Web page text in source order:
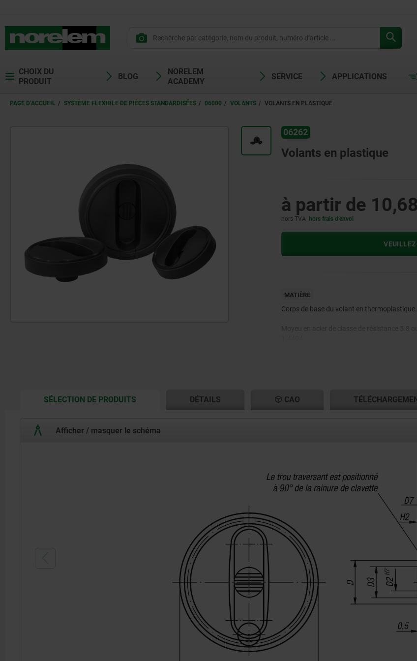
CHOIX DU
PRODUIT
BLOG
NORELEM
ACADEMY
SERVICE APPLICATIONS
PAGE D’ACCUEIL SYSTÈME FLEXIBLE DE PIÈCES STANDARDISÉES 06000 VOLANTS VOLANTS EN PLASTIQUE
06262
Volants en plastique
à partir de
hors TVA hors frais d’envoi
VEUILLEZ
MATIÈRE
Corps de base du volant en thermoplastique.
SÉLECTION DE PRODUITSCURRENT
DÉTAILS CAO
Afficher / masquer le schéma